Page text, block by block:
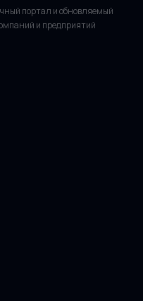
портал и обновляемый
и предприятий